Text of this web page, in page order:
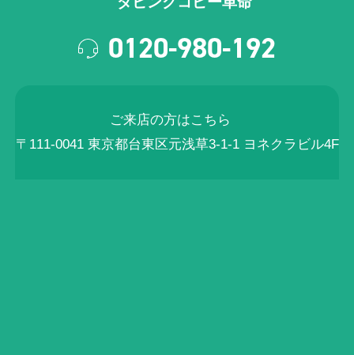
0120-980-192
ご来店の方はこちら
〒111-0041 東京都台東区元浅草3-1-1 ヨネクラビル4F